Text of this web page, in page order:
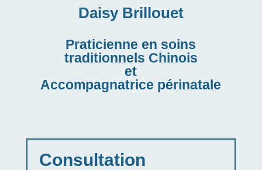
Daisy Brillouet
Praticienne en soins
traditionnels Chinois
et
Accompagnatrice périnatale
Consultation